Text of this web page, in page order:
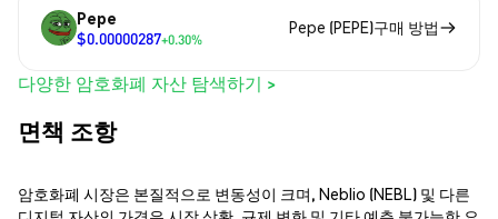
Pepe
$0.00000287+0.30%
Pepe (PEPE)구매 방법
다양한 암호화폐 자산 탐색하기 >
면책 조항
암호화폐 시장은 본질적으로 변동성이 크며, Neblio (NEBL) 및 다른